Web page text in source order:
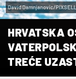
David Damnjanovic/PIXSELL
HRVATSKA
TREĆE